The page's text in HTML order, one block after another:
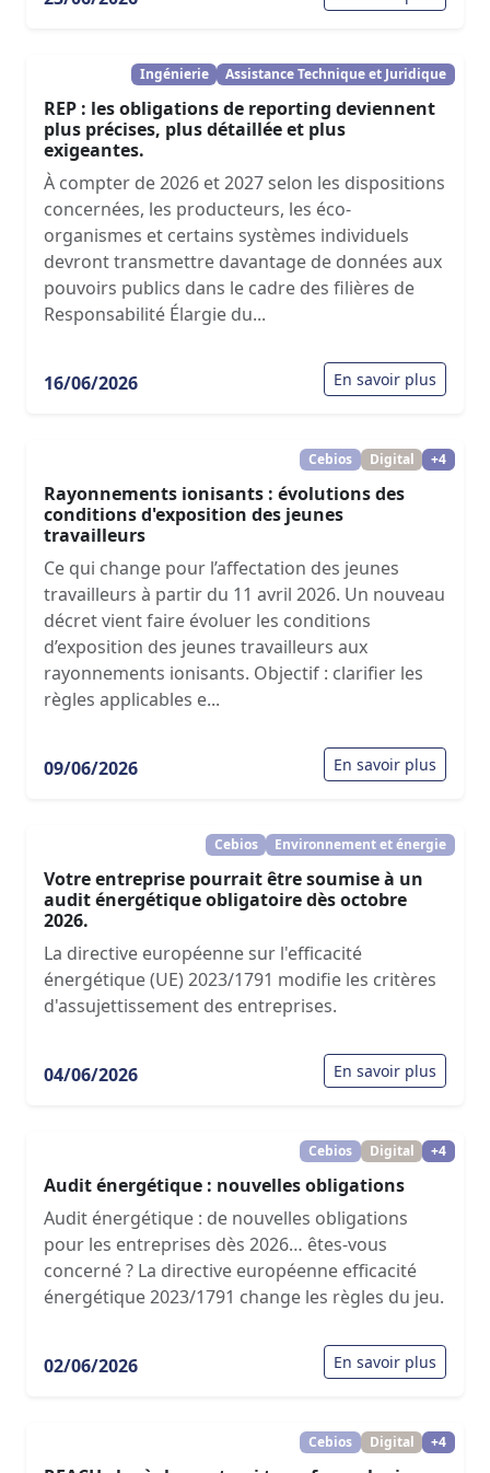
Ingénierie Assistance Technique et Juridique
REP : les obligations de reporting deviennent
plus précises, plus détaillée et plus
exigeantes.
À compter de 2026 et 2027 selon les dispositions
concernées, les producteurs, les éco-
organismes et certains systèmes individuels
devront transmettre davantage de données aux
pouvoirs publics dans le cadre des filières de
Responsabilité Élargie du...
16/06/2026 En savoir plus
Cebios Digital +4
Rayonnements ionisants : évolutions des
conditions d'exposition des jeunes
travailleurs
Ce qui change pour l’affectation des jeunes
travailleurs à partir du 11 avril 2026. Un nouveau
décret vient faire évoluer les conditions
d’exposition des jeunes travailleurs aux
rayonnements ionisants. Objectif : clarifier les
règles applicables e...
09/06/2026 En savoir plus
Cebios Environnement et énergie
Votre entreprise pourrait être soumise à un
audit énergétique obligatoire dès octobre
2026.
La directive européenne sur l'efficacité
énergétique (UE) 2023/1791 modifie les critères
d'assujettissement des entreprises.
04/06/2026 En savoir plus
Cebios Digital +4
Audit énergétique : nouvelles obligations
Audit énergétique : de nouvelles obligations
pour les entreprises dès 2026… êtes-vous
concerné ? La directive européenne efficacité
énergétique 2023/1791 change les règles du jeu.
02/06/2026 En savoir plus
Cebios Digital +4